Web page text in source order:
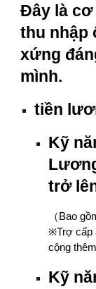
Đây là cơ
thu nhập
xứng
mình.
tiền
Kỹ
trở
（ Bao
※Trợ cấp
cộng
Kỹ